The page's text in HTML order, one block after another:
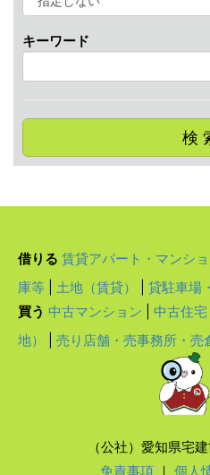
キーワード
検
借りる 賃貸アパート・マンシ
庫等
土地（賃貸）
貸駐車場
買う 中古マンション 中古住
地）
売り店舗・売事務所・売
（公社）愛知県宅
免責事項 ｜ 個人